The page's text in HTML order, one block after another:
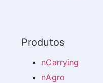
Produtos
nCarrying
nAgro